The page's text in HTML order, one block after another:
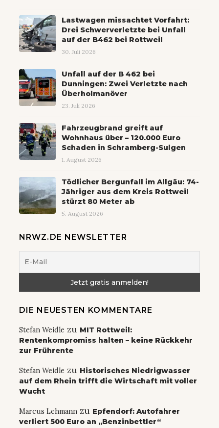
Lastwagen missachtet Vorfahrt:
Drei Schwerverletzte bei Unfall
auf der B462 bei Rottweil
30. Juli 2026
Unfall auf der B 462 bei
Dunningen: Zwei Verletzte nach
Überholmanöver
23. Juli 2026
Fahrzeugbrand greift auf
Wohnhaus über – 120.000 Euro
Schaden in Schramberg-Sulgen
1. August 2026
Tödlicher Bergunfall im Allgäu: 74-
Jähriger aus dem Kreis Rottweil
stürzt 80 Meter ab
5. August 2026
NRWZ.DE NEWSLETTER
DIE NEUESTEN KOMMENTARE
Stefan Weidle zu MIT Rottweil:
Rentenkompromiss halten – keine Rückkehr
zur Frührente
Stefan Weidle zu Historisches Niedrigwasser
auf dem Rhein trifft die Wirtschaft mit voller
Wucht
Marcus Lehmann zu Epfendorf: Autofahrer
verliert 500 Euro an „Benzinbettler“